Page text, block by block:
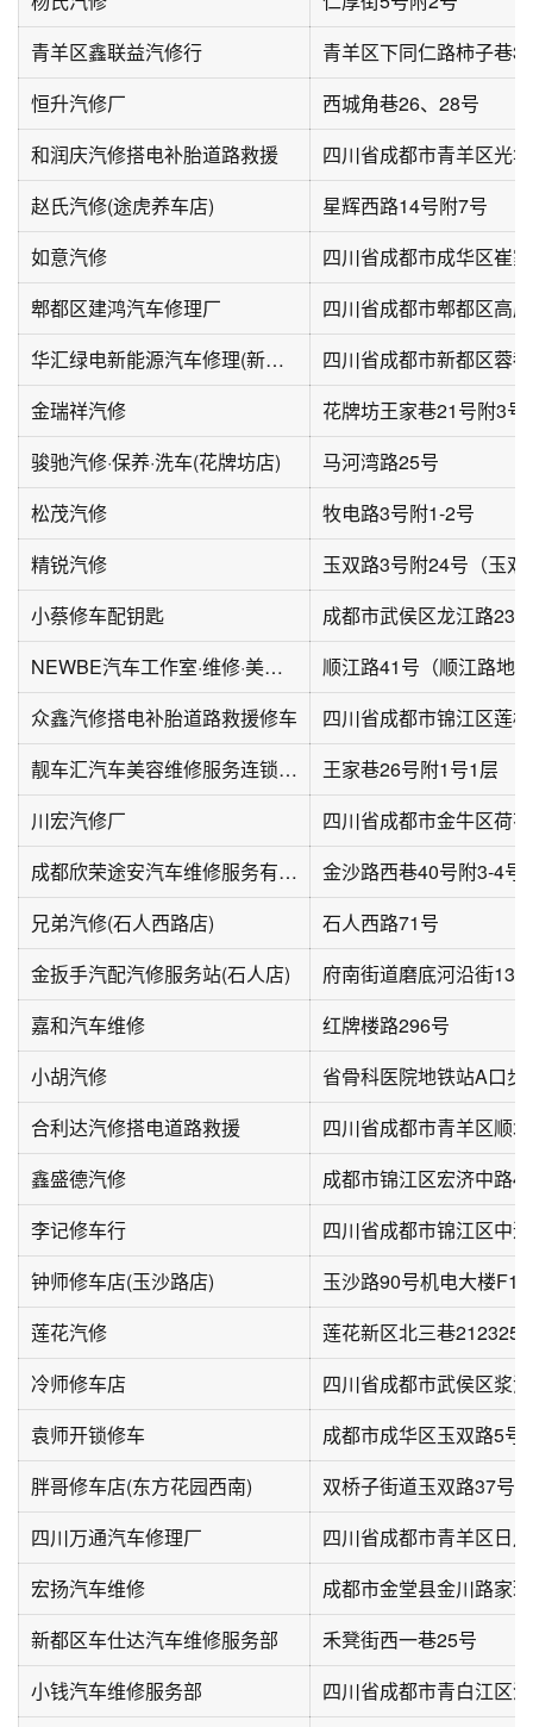
青羊区鑫联益汽修行
青羊区下同仁路柿子巷
恒升汽修厂
西城角巷26、28号
和润庆汽修搭电补胎道路救援
赵氏汽修(途虎养车店)
星辉西路14号附7号
如意汽修
四川省成都市成华区崔
郫都区建鸿汽车修理厂
四川省成都市郫都区高
华汇绿电新能源汽车修理(新都店)
四川省成都市新都区蓉
金瑞祥汽修
花牌坊王家巷21号附3号
骏驰汽修·保养·洗车(花牌坊店)
马河湾路25号
松茂汽修
牧电路3号附1-2号
精锐汽修
小蔡修车配钥匙
成都市武侯区龙江路23
NEWBE汽车工作室·维修·美容(润锦汽车)
众鑫汽修搭电补胎道路救援修车
四川省成都市锦江区莲
靓车汇汽车美容维修服务连锁(王家巷店)
王家巷26号附1号1层
川宏汽修厂
成都欣荣途安汽车维修服务有限公司
金沙路西巷40号附3-4号
兄弟汽修(石人西路店)
石人西路71号
金扳手汽配汽修服务站(石人店)
府南街道磨底河沿街13
嘉和汽车维修
红牌楼路296号
小胡汽修
省骨科医院地铁站A口步
合利达汽修搭电道路救援
鑫盛德汽修
成都市锦江区宏济中路
李记修车行
四川省成都市锦江区中
钟师修车店(玉沙路店)
玉沙路90号机电大楼F1
莲花汽修
莲花新区北三巷
冷师修车店
袁师开锁修车
成都市成华区玉双路5号
胖哥修车店(东方花园西南)
双桥子街道玉双路37号(
四川万通汽车修理厂
四川省成都市青羊区日
宏扬汽车维修
成都市金堂县金川路家
新都区车仕达汽车维修服务部
禾凳街西一巷25号
小钱汽车维修服务部